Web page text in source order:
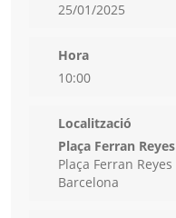
25/01/2025
Hora
10:00
Localització
Plaça Ferran Reyes
Plaça Ferran Reyes
Barcelona